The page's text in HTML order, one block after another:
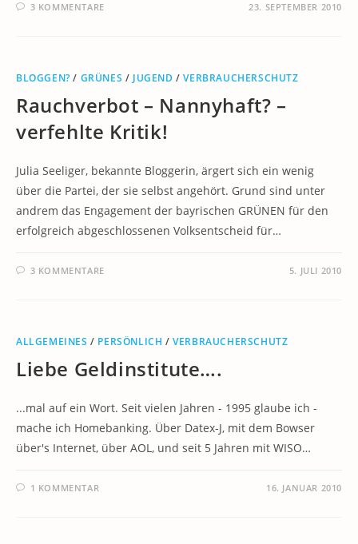
3 KOMMENTARE 23. SEPTEMBER 2010
BLOGGEN? / GRÜNES / JUGEND /VERBRAUCHERSCHUTZ
Rauchverbot – Nannyhaft? –
verfehlte Kritik!
Julia Seeliger, bekannte Bloggerin, ärgert sich ein wenig
über die Partei, der sie selbst angehört. Grund sind unter
andrem das Engagement der bayrischen GRÜNEN für den
erfolgreich abgeschlossenen Volksentscheid für…
3 KOMMENTARE 5. JULI 2010
ALLGEMEINES / PERSÖNLICH /VERBRAUCHERSCHUTZ
Liebe Geldinstitute….
...mal auf ein Wort. Seit vielen Jahren - 1995 glaube ich -
mache ich Homebanking. Über Datex-J, mit dem Bowser
über's Internet, über AOL, und seit 5 Jahren mit WISO…
1 KOMMENTAR 16. JANUAR 2010